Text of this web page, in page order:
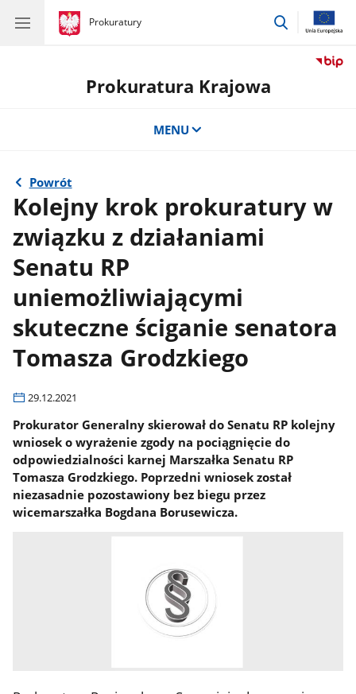
gov.pl
Prokuratury
gov.pl
Prokuratury
przejdź
Prokuratura Krajowa
MENU
Powrót
Kolejny krok prokuratury w
związku z działaniami
Senatu RP
uniemożliwiającymi
skuteczne ściganie senatora
Tomasza Grodzkiego
29.12.2021
Prokurator Generalny skierował do Senatu RP kolejny
wniosek o wyrażenie zgody na pociągnięcie do
odpowiedzialności karnej Marszałka Senatu RP
Tomasza Grodzkiego. Poprzedni wniosek został
niezasadnie pozostawiony bez biegu przez
wicemarszałka Bogdana Borusewicza.